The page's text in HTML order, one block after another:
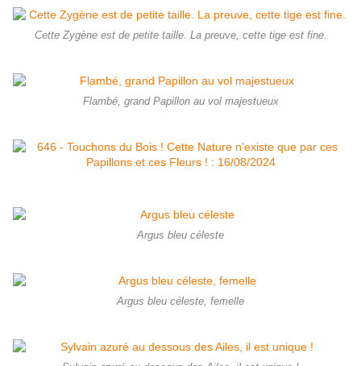
Cette Zygène est de petite taille. La preuve, cette tige est fine.
Flambé, grand Papillon au vol majestueux
Argus bleu céleste
Argus bleu céleste, femelle